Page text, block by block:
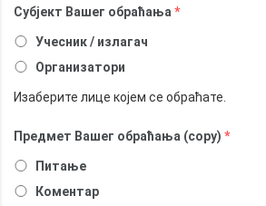
Субјект Вашег обраћања *
Учесник / излагач
Организатори
Изаберите лице којем се обраћате.
Предмет Вашег обраћања (copy) *
Питање
Коментар